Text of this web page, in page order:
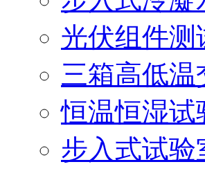
光伏组件测
三箱高低
恒温恒湿试
步入式试验